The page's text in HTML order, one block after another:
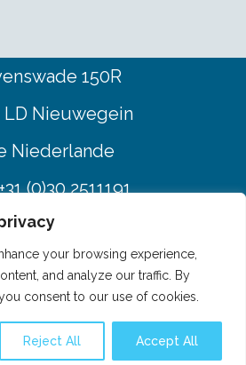
your browsing experience,
and analyze our traffic. By
consent to our use of cookies.
Reject All Accept All
150R
LD Nieuwegein
Niederlande
(0)30 2511191
Über uns